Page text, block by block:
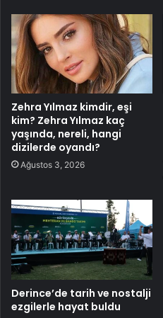
Zehra Yılmaz kimdir, eşi
kim? Zehra Yılmaz kaç
yaşında, nereli, hangi
dizilerde oyandı?
Ağustos 3, 2026
Derince’de tarih ve nostalji
ezgilerle hayat buldu